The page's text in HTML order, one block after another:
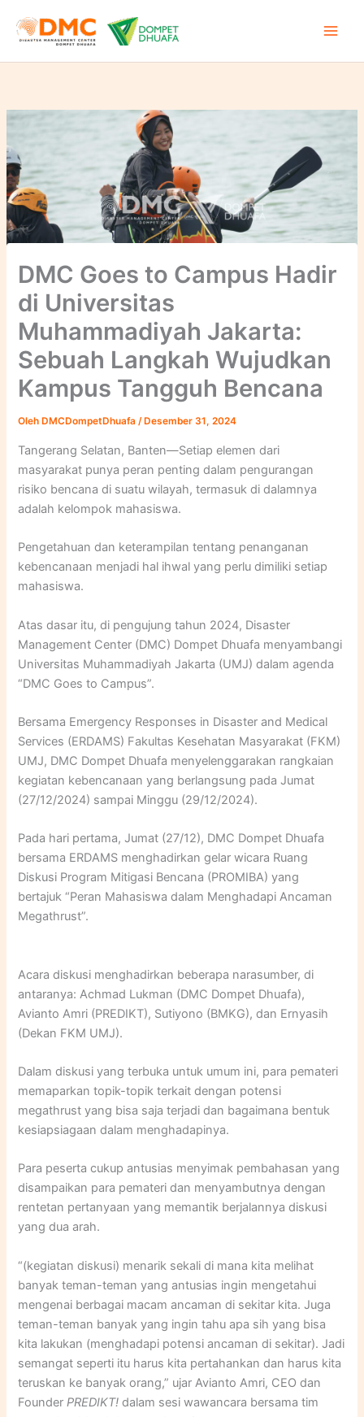
DMC Goes to Campus Hadir
di Universitas
Muhammadiyah Jakarta:
Sebuah Langkah Wujudkan
Kampus Tangguh Bencana
Oleh DMCDompetDhuafa/ Desember 31, 2024
Tangerang Selatan, Banten—Setiap elemen dari
masyarakat punya peran penting dalam pengurangan
risiko bencana di suatu wilayah, termasuk di dalamnya
adalah kelompok mahasiswa.
Pengetahuan dan keterampilan tentang penanganan
kebencanaan menjadi hal ihwal yang perlu dimiliki setiap
mahasiswa.
Atas dasar itu, di pengujung tahun 2024, Disaster
Management Center (DMC) Dompet Dhuafa menyambangi
Universitas Muhammadiyah Jakarta (UMJ) dalam agenda
“DMC Goes to Campus”.
Bersama Emergency Responses in Disaster and Medical
Services (ERDAMS) Fakultas Kesehatan Masyarakat (FKM)
UMJ, DMC Dompet Dhuafa menyelenggarakan rangkaian
kegiatan kebencanaan yang berlangsung pada Jumat
(27/12/2024) sampai Minggu (29/12/2024).
Pada hari pertama, Jumat (27/12), DMC Dompet Dhuafa
bersama ERDAMS menghadirkan gelar wicara Ruang
Diskusi Program Mitigasi Bencana (PROMIBA) yang
bertajuk “Peran Mahasiswa dalam Menghadapi Ancaman
Megathrust”.
Acara diskusi menghadirkan beberapa narasumber, di
antaranya: Achmad Lukman (DMC Dompet Dhuafa),
Avianto Amri (PREDIKT), Sutiyono (BMKG), dan Ernyasih
(Dekan FKM UMJ).
Dalam diskusi yang terbuka untuk umum ini, para pemateri
memaparkan topik-topik terkait dengan potensi
megathrust yang bisa saja terjadi dan bagaimana bentuk
kesiapsiagaan dalam menghadapinya.
Para peserta cukup antusias menyimak pembahasan yang
disampaikan para pemateri dan menyambutnya dengan
rentetan pertanyaan yang memantik berjalannya diskusi
yang dua arah.
“(kegiatan diskusi) menarik sekali di mana kita melihat
banyak teman-teman yang antusias ingin mengetahui
mengenai berbagai macam ancaman di sekitar kita. Juga
teman-teman banyak yang ingin tahu apa sih yang bisa
kita lakukan (menghadapi potensi ancaman di sekitar). Jadi
semangat seperti itu harus kita pertahankan dan harus kita
teruskan ke banyak orang,” ujar Avianto Amri, CEO dan
FounderPREDIKT!dalam sesi wawancara bersama tim